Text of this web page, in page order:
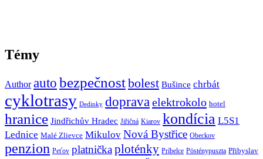
Témy
Author auto bezpečnostbolest Bušince chrbát
cyklotrasy Dedinky doprava elektrokolo hotel
hranice Jindřichův Hradec Jiřičná Kiarov kondícia L5S1
Lednice Malé Zlievce Mikulov Nová Bystřice Obeckov
penzion Peťov platničkaploténky Príbelce Pösténypuszta Přibyslav